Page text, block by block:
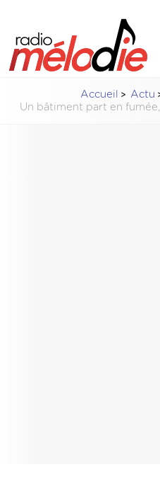
Accueil Actu
Un bâtiment part en